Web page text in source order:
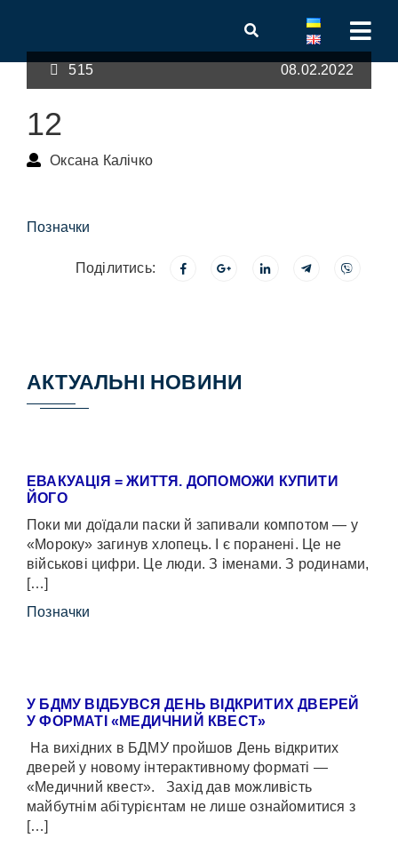
515 08.02.2022
12
Оксана Калічко
Позначки
Поділитись:
АКТУАЛЬНІ НОВИНИ
ЕВАКУАЦІЯ = ЖИТТЯ. ДОПОМОЖИ КУПИТИ
ЙОГО
Поки ми доїдали паски й запивали компотом — у
«Мороку» загинув хлопець. І є поранені. Це не
військові цифри. Це люди. З іменами. З родинами,
[…]
Позначки
У БДМУ ВІДБУВСЯ ДЕНЬ ВІДКРИТИХ ДВЕРЕЙ
У ФОРМАТІ «МЕДИЧНИЙ КВЕСТ»
На вихідних в БДМУ пройшов День відкритих
дверей у новому інтерактивному форматі —
«Медичний квест». Захід дав можливість
майбутнім абітурієнтам не лише ознайомитися з
[…]